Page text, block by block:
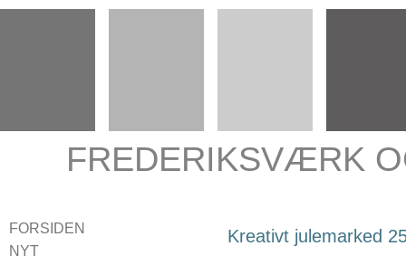
FORSIDEN
NYT
FREDERIKSVÆRK
Kreativt julemarked